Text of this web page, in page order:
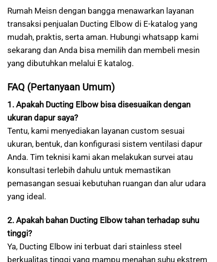
Rumah Meisn dengan bangga menawarkan layanan
transaksi penjualan Ducting Elbow di E-katalog yang
mudah, praktis, serta aman. Hubungi whatsapp kami
sekarang dan Anda bisa memilih dan membeli mesin
yang dibutuhkan melalui E katalog.
FAQ (Pertanyaan Umum)
1. Apakah Ducting Elbow bisa disesuaikan dengan
ukuran dapur saya?
Tentu, kami menyediakan layanan custom sesuai
ukuran, bentuk, dan konfigurasi sistem ventilasi dapur
Anda. Tim teknisi kami akan melakukan survei atau
konsultasi terlebih dahulu untuk memastikan
pemasangan sesuai kebutuhan ruangan dan alur udara
yang ideal.
2. Apakah bahan Ducting Elbow tahan terhadap suhu
tinggi?
Ya, Ducting Elbow ini terbuat dari stainless steel
berkualitas tinggi yang mampu menahan suhu ekstrem